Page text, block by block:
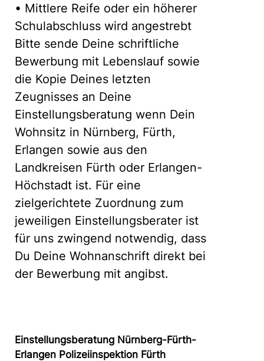
• Mittlere Reife oder ein höherer
Schulabschluss wird angestrebt
Bitte sende Deine schriftliche
Bewerbung mit Lebenslauf sowie
die Kopie Deines letzten
Zeugnisses an Deine
Einstellungsberatung wenn Dein
Wohnsitz in Nürnberg, Fürth,
Erlangen sowie aus den
Landkreisen Fürth oder Erlangen-
Höchstadt ist. Für eine
zielgerichtete Zuordnung zum
jeweiligen Einstellungsberater ist
für uns zwingend notwendig, dass
Du Deine Wohnanschrift direkt bei
der Bewerbung mit angibst.
Einstellungsberatung Nürnberg-Fürth-
Erlangen Polizeiinspektion Fürth